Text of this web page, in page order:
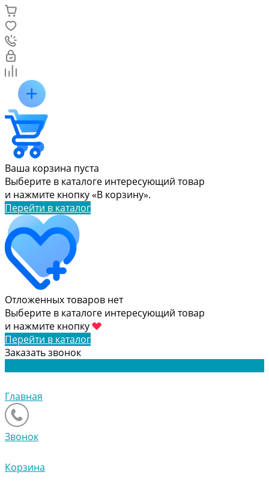
Ваша корзина пуста
Выберите в каталоге интересующий товар
и нажмите кнопку «В корзину».
Перейти в каталог
Отложенных товаров нет
Выберите в каталоге интересующий товар
и нажмите кнопку
Перейти в каталог
Заказать звонок
Главная
Звонок
Корзина